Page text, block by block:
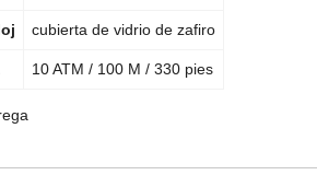
cubierta de vidrio de zafiro
10 ATM / 100 M / 330 pies